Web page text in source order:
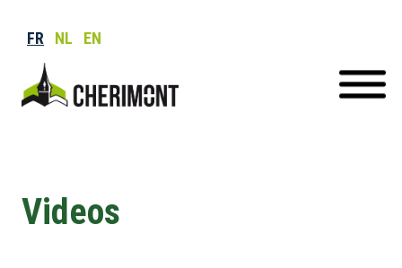
FR NL EN
Videos